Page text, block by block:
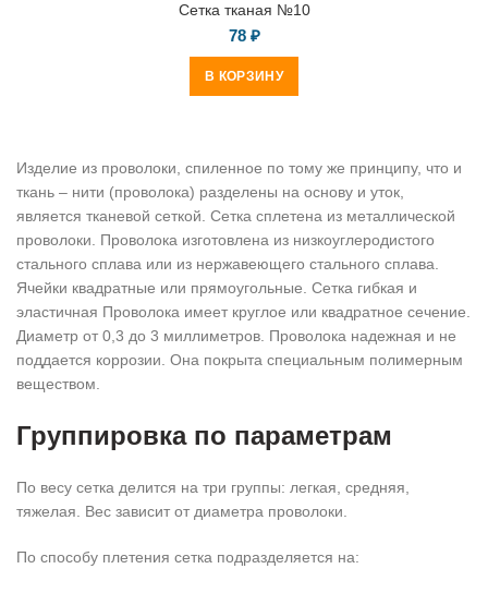
Сетка тканая №10
78 ₽
В КОРЗИНУ
Изделие из проволоки, спиленное по тому же принципу, что и
ткань – нити (проволока) разделены на основу и уток,
является тканевой сеткой. Сетка сплетена из металлической
проволоки. Проволока изготовлена из низкоуглеродистого
стального сплава или из нержавеющего стального сплава.
Ячейки квадратные или прямоугольные. Сетка гибкая и
эластичная Проволока имеет круглое или квадратное сечение.
Диаметр от 0,3 до 3 миллиметров. Проволока надежная и не
поддается коррозии. Она покрыта специальным полимерным
веществом.
Группировка по параметрам
По весу сетка делится на три группы: легкая, средняя,
тяжелая. Вес зависит от диаметра проволоки.
По способу плетения сетка подразделяется на: